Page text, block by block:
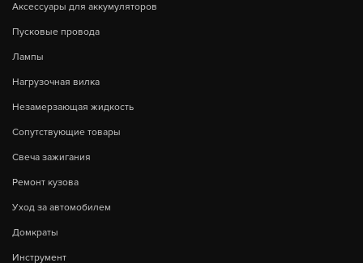
Аксессуары для аккумуляторов
Пусковые провода
Лампы
Нагрузочная вилка
Незамерзающая жидкость
Сопутствующие товары
Свеча зажигания
Ремонт кузова
Уход за автомобилем
Домкраты
Инструмент